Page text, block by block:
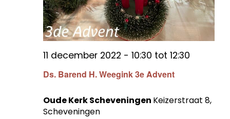
Ds. Barend H. Weegink 3e Advent
11 december 2022 - 10:30 tot 12:30
Oude Kerk Scheveningen Keizerstraat 8,
Scheveningen